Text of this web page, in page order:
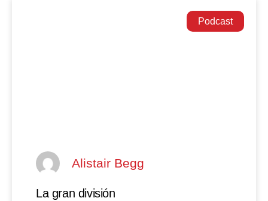
Podcast
Alistair Begg
La gran división